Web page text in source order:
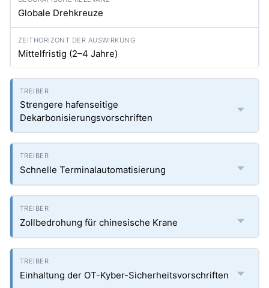
Globale Drehkreuze
Mittelfristig (2–4 Jahre)
Strengere hafenseitige
Dekarbonisierungsvorschriften
Schnelle Terminalautomatisierung
Zollbedrohung für chinesische Krane
Einhaltung der OT-Kyber-Sicherheitsvorschriften